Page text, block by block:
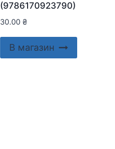
(9786170923790)
30.00 ₴
В магазин